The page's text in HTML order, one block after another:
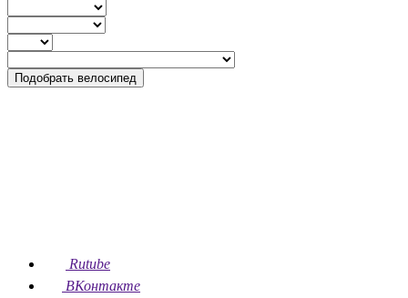
Подобрать велосипед
Rutube
ВКонтакте